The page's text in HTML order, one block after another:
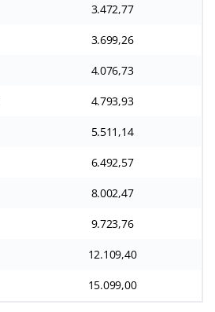
3.472,77
3.699,26
4.076,73
4.793,93
5.511,14
6.492,57
8.002,47
9.723,76
12.109,40
15.099,00